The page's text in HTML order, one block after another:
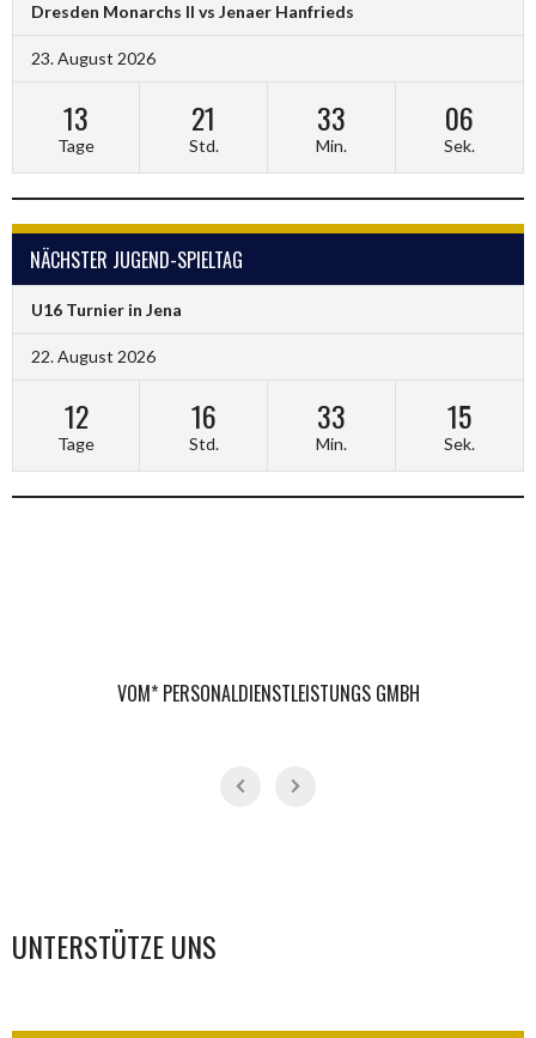
Dresden Monarchs II vs Jenaer Hanfrieds
23. August 2026
13
Tage
21
Std.
33
Min.
05
Sek.
NÄCHSTER JUGEND-SPIELTAG
U16 Turnier in Jena
22. August 2026
12
Tage
16
Std.
33
Min.
14
Sek.
VOM* PERSONALDIENSTLEISTUNGS GMBH
UNTERSTÜTZE UNS